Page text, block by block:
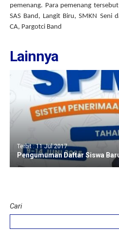
pemenang. Para pemenang
SAS Band, Langit Biru, SMKN Seni
CA, Pargotci Band
Lainnya
Terbit : 11 Jul 2017
Pengumuman Daftar Siswa
Cari